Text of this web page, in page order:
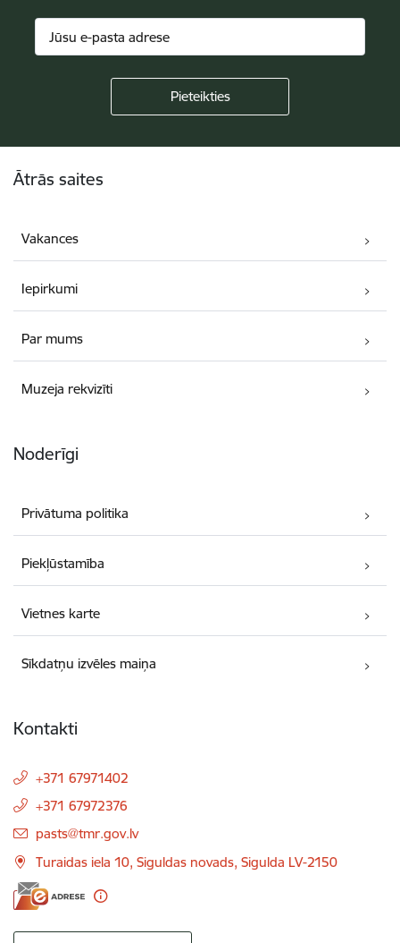
Ātrās saites
Vakances
Iepirkumi
Par mums
Muzeja rekvizīti
Noderīgi
Privātuma politika
Piekļūstamība
Vietnes karte
Sīkdatņu izvēles maiņa
Kontakti
+371 67971402
+371 67972376
E-pasts:
pasts@tmr.gov.lv
Turaidas iela 10, Siguldas novads, Sigulda LV-2150